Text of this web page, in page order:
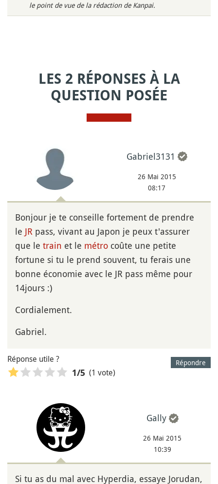
le point de vue de la rédaction de Kanpai.
LES 2 RÉPONSES À LA
QUESTION POSÉE
Gabriel3131
26 Mai 2015
08:17
Bonjour je te conseille fortement de prendre
le JR pass, vivant au Japon je peux t'assurer
que le train et le métro coûte une petite
fortune si tu le prend souvent, tu ferais une
bonne économie avec le JR pass même pour
14jours :)
Cordialement.
Gabriel.
Répondre
Réponse utile ?
1/5 (1 vote)
Gally
26 Mai 2015
10:39
Si tu as du mal avec Hyperdia, essaye Jorudan,